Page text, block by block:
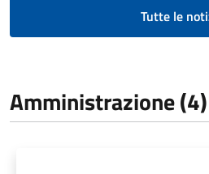
Tutte le
Amministrazione (4)